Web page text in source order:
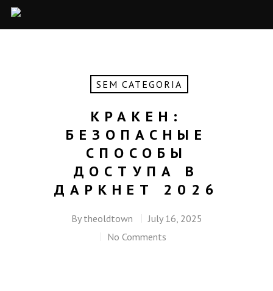
SEM CATEGORIA
КРАКЕН:
БЕЗОПАСНЫЕ
СПОСОБЫ
ДОСТУПА В
ДАРКНЕТ 2026
By theoldtown
July 16, 2025
No Comments